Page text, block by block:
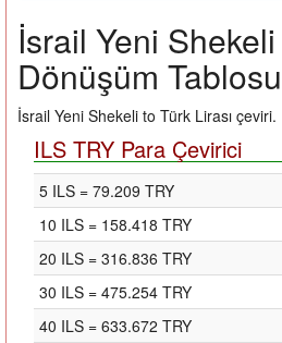
İsrail Yeni
Dönüşüm Tablosu
İsrail Yeni Shekeli to Türk Lirası çeviri.
ILS TRY Para Çevirici
5 ILS = 79.209 TRY
10 ILS = 158.418 TRY
20 ILS = 316.836 TRY
30 ILS = 475.254 TRY
40 ILS = 633.672 TRY